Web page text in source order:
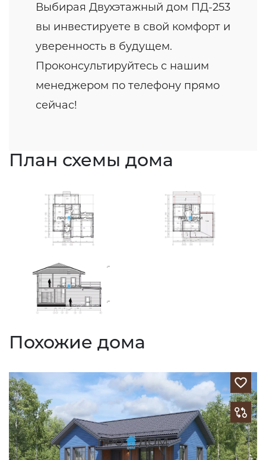
Выбирая Двухэтажный дом ПД-253
вы инвестируете в свой комфорт и
уверенность в будущем.
Проконсультируйтесь с нашим
менеджером по телефону прямо
сейчас!
План схемы дома
Похожие дома